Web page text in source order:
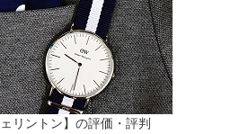
ェリントン】の評価・評判